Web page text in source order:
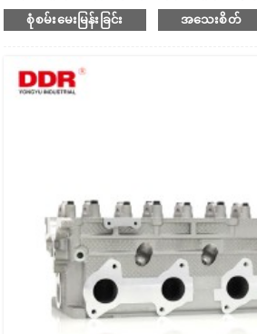
သည်။ ဆလင်ဒါခေါင်းသည် ISO16949 စစ်မှန်ကြော
“အလုံပိတ် ဆလင်ဒါခေါင်း”၊ “ဆလင်ဒါခေါင်း၏ ရှည်လ
စုံစမ်းမေးမြန်းခြင်း အသေးစိတ်